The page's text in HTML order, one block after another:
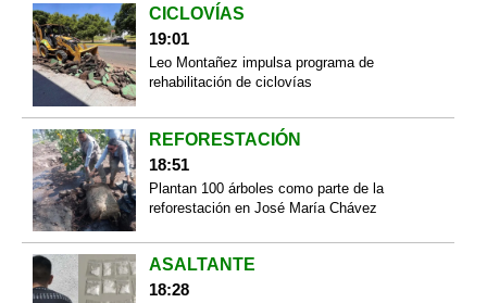
CICLOVÍAS
19:01
Leo Montañez impulsa programa de
rehabilitación de ciclovías
REFORESTACIÓN
18:51
Plantan 100 árboles como parte de la
reforestación en José María Chávez
ASALTANTE
18:28